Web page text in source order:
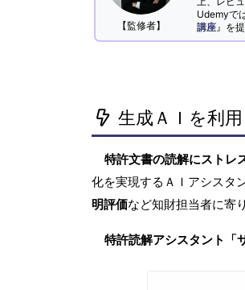
【監修者】
Udemyで
講座 』を提
生成ＡＩを利
特許文書の読解にストレ
化を実現するＡＩアシスタ
明評価など知財担当者に寄
特許読解アシスタント「